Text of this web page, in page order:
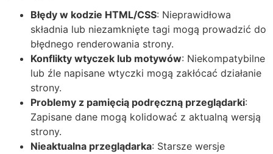
Błędy w kodzie HTML/CSS: Nieprawidłowa
składnia lub niezamknięte tagi mogą prowadzić do
błędnego renderowania strony.
Konflikty wtyczek lub motywów: Niekompatybilne
lub źle napisane wtyczki mogą zakłócać działanie
strony.
Problemy z pamięcią podręczną przeglądarki:
Zapisane dane mogą kolidować z aktualną wersją
strony.
Nieaktualna przeglądarka: Starsze wersje